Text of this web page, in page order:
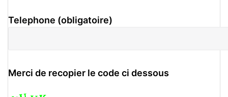
Telephone (obligatoire)
Merci de recopier le code ci dessous